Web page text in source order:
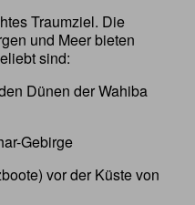
Traumziel. Die
und Meer bieten
sind:
Dünen der Wahiba
Gebirge
vor der Küste von